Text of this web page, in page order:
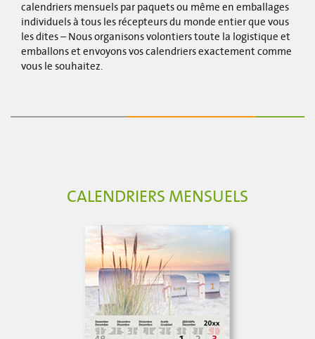
calendriers mensuels par paquets ou même en emballages
individuels à tous les récepteurs du monde entier que vous
les dites – Nous organisons volontiers toute la logistique et
emballons et envoyons vos calendriers exactement comme
vous le souhaitez.
CALENDRIERS MENSUELS